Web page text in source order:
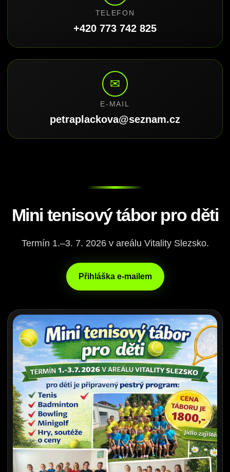
TELEFON
+420 773 742 825
✉
E-MAIL
petraplackova@seznam.cz
Mini tenisový tábor pro děti
Termín 1.–3. 7. 2026 v areálu Vitality Slezsko.
Přihláška e-mailem